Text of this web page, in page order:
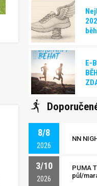
E-
8/8
2026
NN
3/10
2026
PUMA
půl/